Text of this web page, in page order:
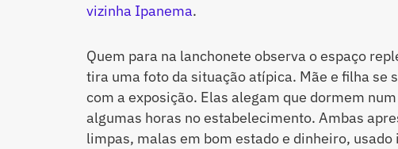
vizinha Ipanema.
Quem para na lanchonete observa o espaço
tira uma foto da situação atípica. Mãe e filha se
com a exposição. Elas alegam que dormem
algumas horas no estabelecimento. Ambas
limpas, malas em bom estado e dinheiro,